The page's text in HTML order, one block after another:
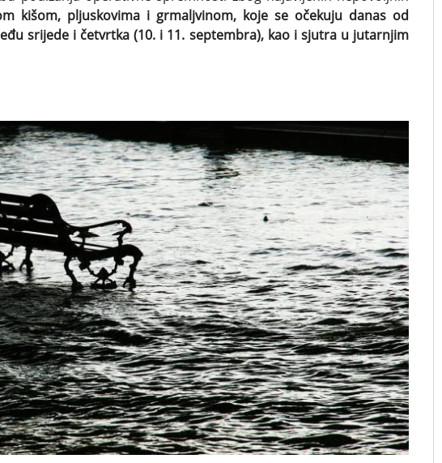
kišom, pljuskovima i grmaljvinom, koje se očekuju danas od
srijede i četvrtka (10. i 11. septembra), kao i sjutra u jutarnjim